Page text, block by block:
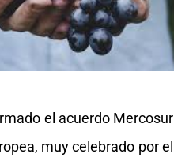
el acuerdo Mercosur
muy celebrado por el